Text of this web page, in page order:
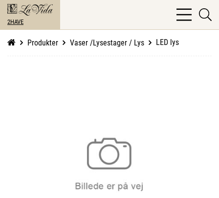
2HAVE
bars
light
Produkter Vaser /Lysestager / Lys LED lys